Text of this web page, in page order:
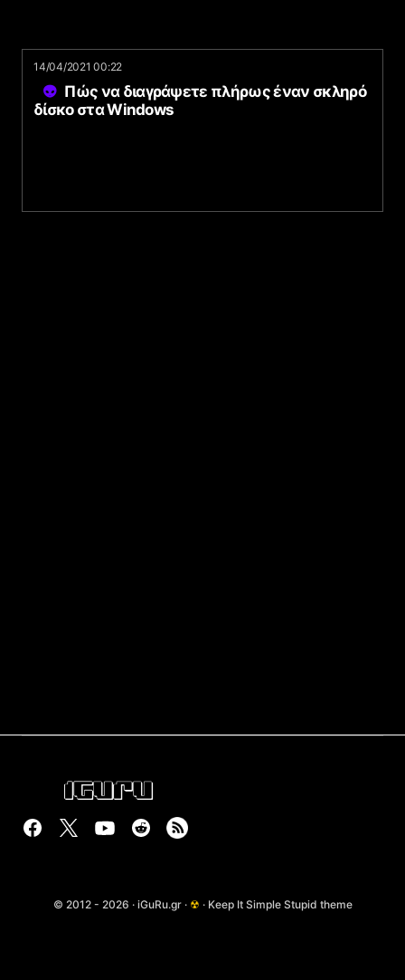
14/04/2021 00:22
Πώς να διαγράψετε πλήρως έναν σκληρό
δίσκο στα Windows
© 2012 - 2026 · iGuRu.gr · ☢ · Keep It Simple Stupid theme